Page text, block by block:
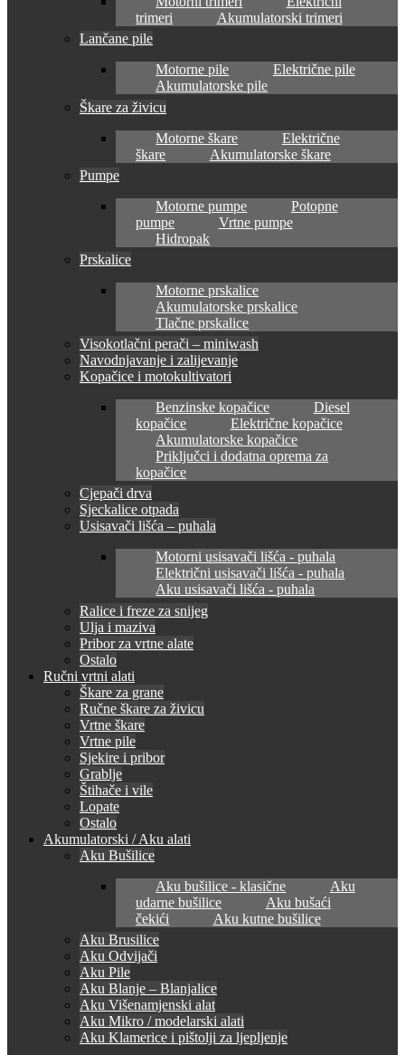
trimeri
Akumulatorski trimeri
Lančane pile
Motorne pile
Električne pile
Akumulatorske pile
Škare za živicu
Motorne škare
Električne
škare
Akumulatorske škare
Pumpe
Motorne pumpe
Potopne
pumpe
Vrtne pumpe
Hidropak
Prskalice
Motorne prskalice
Akumulatorske prskalice
Tlačne prskalice
Visokotlačni perači – miniwash
Navodnjavanje i zalijevanje
Kopačice i motokultivatori
Benzinske kopačice
Diesel
kopačice
Električne kopačice
Akumulatorske kopačice
Priključci i dodatna oprema za
kopačice
Cjepači drva
Sjeckalice otpada
Usisavači lišća – puhala
Motorni usisavači lišća - puhala
Električni usisavači lišća - puhala
Aku usisavači lišća - puhala
Ralice i freze za snijeg
Ulja i maziva
Pribor za vrtne alate
Ostalo
Ručni vrtni alati
Škare za grane
Ručne škare za živicu
Vrtne škare
Vrtne pile
Sjekire i pribor
Grablje
Štihače i vile
Lopate
Ostalo
Akumulatorski / Aku alati
Aku Bušilice
Aku bušilice - klasične
Aku
udarne bušilice
Aku bušaći
čekići
Aku kutne bušilice
Aku Brusilice
Aku Odvijači
Aku Pile
Aku Blanje – Blanjalice
Aku Višenamjenski alat
Aku Mikro / modelarski alati
Aku Klamerice i pištolji za ljepljenje